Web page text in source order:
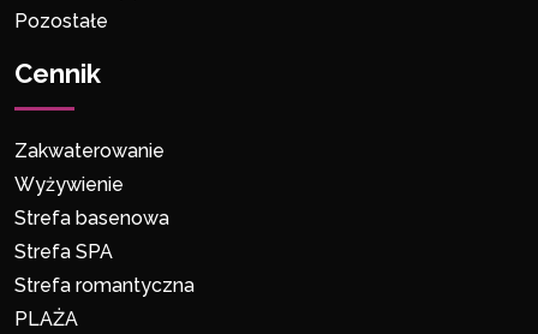
Pozostałe
Cennik
Zakwaterowanie
Wyżywienie
Strefa basenowa
Strefa SPA
Strefa romantyczna
PLAŻA